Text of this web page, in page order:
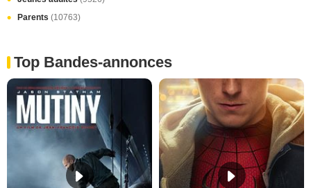
Parents (10763)
Top Bandes-annonces